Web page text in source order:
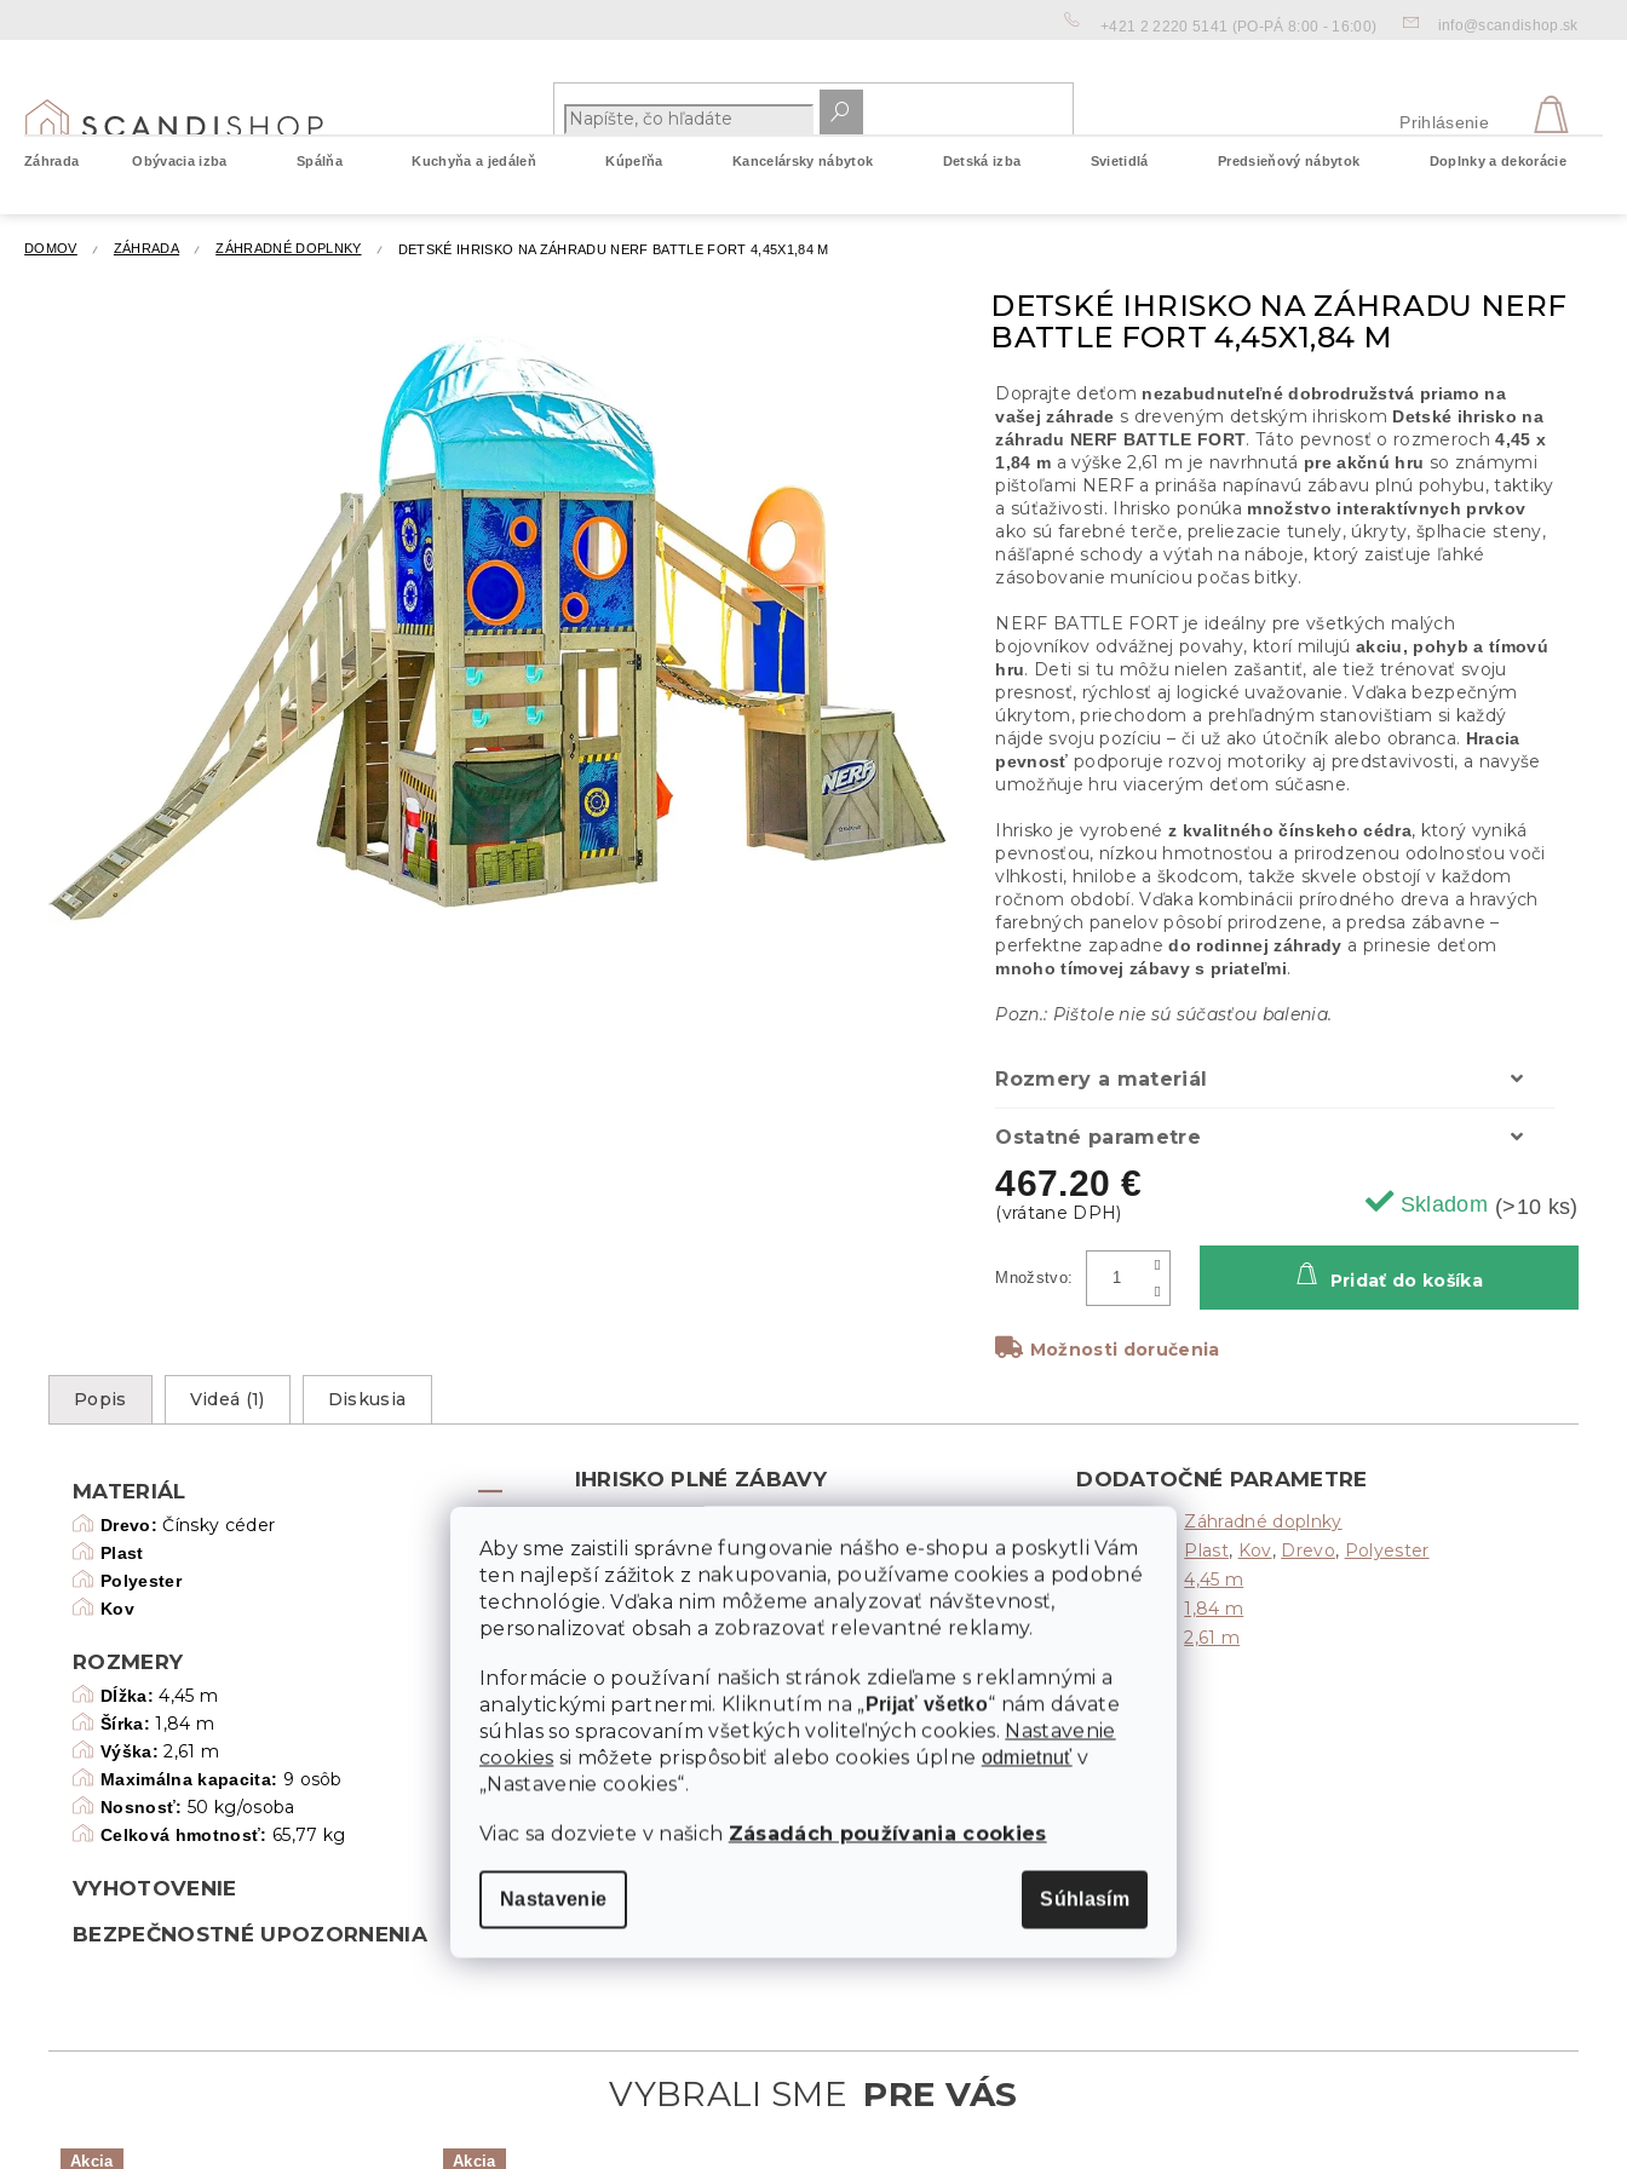
Aby sme zaistili správne fungovanie nášho e-shopu a poskytli Vám
ten najlepší zážitok z nakupovania, používame cookies a podobné
technológie. Vďaka nim môžeme analyzovať návštevnosť,
personalizovať obsah a zobrazovať relevantné reklamy.
Informácie o používaní našich stránok zdieľame s reklamnými a
analytickými partnermi. Kliknutím na „Prijať všetko“ nám dávate
súhlas so spracovaním všetkých voliteľných cookies. Nastavenie
cookies si môžete prispôsobiť alebo cookies úplne odmietnuť v
„Nastavenie cookies“.
Viac sa dozviete v našich Zásadách používania cookies
Nastavenie Súhlasím
+421 2 2220 5141 (PO-PÁ 8:00 - 16:00) info@scandishop.sk
Prihlásenie
Záhrada Obývacia izba Spálňa Kuchyňa a jedáleň Kúpeľňa Kancelársky nábytok Detská izba Svietidlá Predsieňový nábytok Doplnky a dekorácie
DOMOV ZÁHRADA ZÁHRADNÉ DOPLNKY DETSKÉ IHRISKO NA ZÁHRADU NERF BATTLE FORT 4,45X1,84 M
DETSKÉ IHRISKO NA ZÁHRADU NERF
BATTLE FORT 4,45X1,84 M
467.20 €
Skladom (>10 ks)
Možnosti doručenia
Pridať do košíka
Doprajte deťom nezabudnuteľné dobrodružstvá priamo na
vašej záhrade s dreveným detským ihriskom Detské ihrisko na
záhradu NERF BATTLE FORT. Táto pevnosť o rozmeroch4,45 x
1,84 m a výške 2,61 m je navrhnutá pre akčnú hru so známymi
pištoľami NERF a prináša napínavú zábavu plnú pohybu, taktiky
a súťaživosti. Ihrisko ponúka množstvo interaktívnych prvkov
ako sú farebné terče, preliezacie tunely, úkryty, šplhacie steny,
nášľapné schody a výťah na náboje, ktorý zaisťuje ľahké
zásobovanie muníciou počas bitky.
NERF BATTLE FORT je ideálny pre všetkých malých
bojovníkov odvážnej povahy, ktorí milujúakciu, pohyb a tímovú
hru. Deti si tu môžu nielen zašantiť, ale tiež trénovať svoju
presnosť, rýchlosť aj logické uvažovanie. Vďaka bezpečným
úkrytom, priechodom a prehľadným stanovištiam si každý
nájde svoju pozíciu – či už ako útočník alebo obranca. Hracia
pevnosť podporuje rozvoj motoriky aj predstavivosti, a navyše
umožňuje hru viacerým deťom súčasne.
Ihrisko je vyrobenéz kvalitného čínskeho cédra, ktorý vyniká
pevnosťou, nízkou hmotnosťou a prirodzenou odolnosťou voči
vlhkosti, hnilobe a škodcom, takže skvele obstojí v každom
ročnom období. Vďaka kombinácii prírodného dreva a hravých
farebných panelov pôsobí prirodzene, a predsa zábavne –
perfektne zapadnedo rodinnej záhrady a prinesie deťom
mnoho tímovej zábavy s priateľmi.
Pozn.: Pištole nie sú súčasťou balenia.
Rozmery a materiál
Ostatné parametre
Akcia Akcia
Popis Videá (1) Diskusia
MATERIÁL
Drevo: Čínsky céder
Plast
Polyester
Kov
ROZMERY
Dĺžka: 4,45 m
Šírka: 1,84 m
Výška: 2,61 m
Maximálna kapacita: 9 osôb
Nosnosť: 50 kg/osoba
Celková hmotnosť: 65,77 kg
VYHOTOVENIE
BEZPEČNOSTNÉ UPOZORNENIA
IHRISKO PLNÉ ZÁBAVY
ako deti zabaviť na čerstvom vzduchu a zároveň
podporiť ich fyzický rozvoj. Vďaka interaktívnym
prvkom a hravému vyhotoveniu sa ihrisko stane
miestom, kde sa budú deti rady stretávať a hrať sa s
a dobrodružstvá priamo na vašej záhrade.
DODATOČNÉ PARAMETRE
Záhradné doplnky
Materiál Plast, Kov, Drevo, Polyester
Dĺžka: 4,45 m
1,84 m
2,61 m